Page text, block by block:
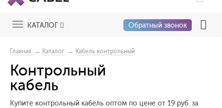
ToggleКАТАЛОГ Обратный звонок
Главная → Каталог → Кабель контрольный
Контрольный
кабель
Купите контрольный кабель оптом по цене от 19 руб. за